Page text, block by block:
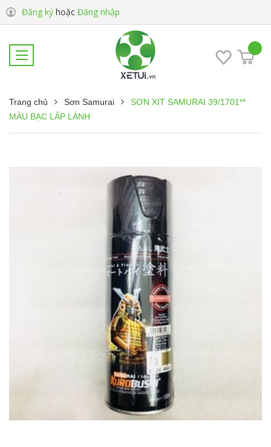
Đăng ký hoặc Đăng nhập
Trang chủ Sơn Samurai
SƠN XỊT SAMURAI 39/1701**
MÀU BẠC LẤP LÁNH